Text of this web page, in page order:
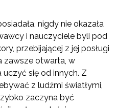
nigdy nie okazała
i nauczyciele byli pod
przebijającej z jej posługi
zawsze otwarta, w
uczyć się od innych. Z
z ludźmi światłymi,
zaczyna być